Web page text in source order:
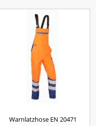
Warnlatzhose EN 20471